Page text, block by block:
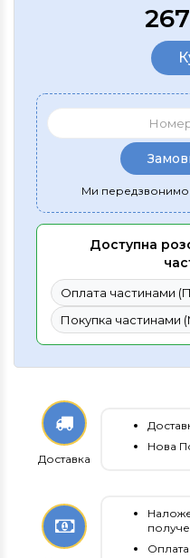
Ми передзвонимо
Доступна
Оплата частинами
Покупка частинами
Доставка
Нова